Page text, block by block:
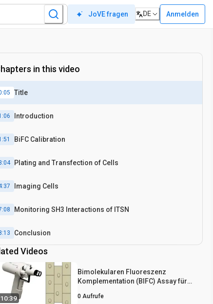
JoVE fragen DE Anmelden
in this video
Title
Introduction
BiFC Calibration
Plating and Transfection of Cells
Imaging Cells
Monitoring SH3 Interactions of ITSN
Conclusion
Videos
10:39
Bimolekularen Fluoreszenz
Komplementation (BIFC) Assay für
Onion Zellen unter Verwendung des
0 Aufrufe